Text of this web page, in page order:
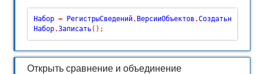
Набор = РегистрыСведений. ВерсииОбъектов .
Набор.Записать( ) ;
Открыть сравнение и объединение